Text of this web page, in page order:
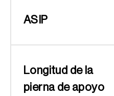
ASIP
Longitud de la
pierna de apoyo